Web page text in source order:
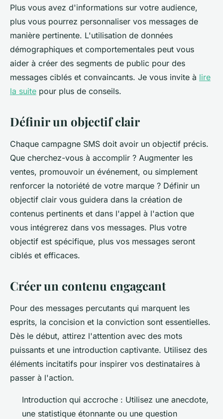
Plus vous avez d'informations sur votre audience,
plus vous pourrez personnaliser vos messages de
manière pertinente. L'utilisation de données
démographiques et comportementales peut vous
aider à créer des segments de public pour des
messages ciblés et convaincants. Je vous invite à lire
la suite pour plus de conseils.
Définir un objectif clair
Chaque campagne SMS doit avoir un objectif précis.
Que cherchez-vous à accomplir ? Augmenter les
ventes, promouvoir un événement, ou simplement
renforcer la notoriété de votre marque ? Définir un
objectif clair vous guidera dans la création de
contenus pertinents et dans l'appel à l'action que
vous intégrerez dans vos messages. Plus votre
objectif est spécifique, plus vos messages seront
ciblés et efficaces.
Créer un contenu engageant
Pour des messages percutants qui marquent les
esprits, la concision et la conviction sont essentielles.
Dès le début, attirez l'attention avec des mots
puissants et une introduction captivante. Utilisez des
éléments incitatifs pour inspirer vos destinataires à
passer à l'action.
Introduction qui accroche : Utilisez une anecdote,
une statistique étonnante ou une question